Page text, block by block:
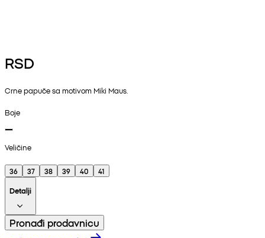
RSD
Crne papuče sa motivom Miki Maus.
Boje
Veličine
36 37 38 39 40
41
Detalji
Pronađi prodavnicu